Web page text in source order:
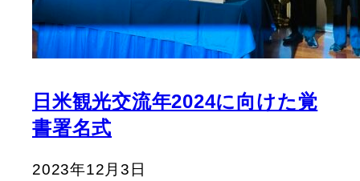
日米観光交流年2024に向けた覚
書署名式
2023年12月3日